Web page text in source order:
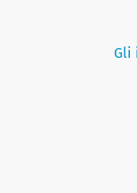
Gli